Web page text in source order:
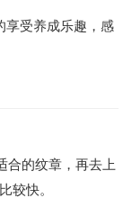
享受养成乐趣，感
合的纹章，再去上
较快。